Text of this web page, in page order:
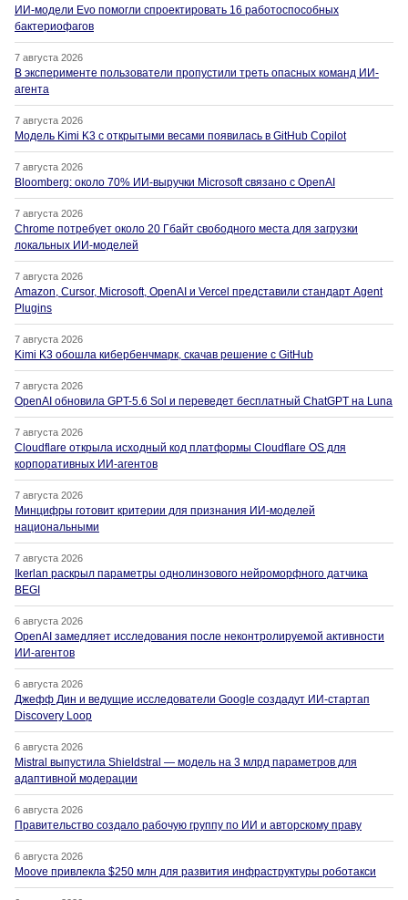
ИИ-модели Evo помогли спроектировать 16 работоспособных
бактериофагов
7 августа 2026
В эксперименте пользователи пропустили треть опасных команд ИИ-
агента
7 августа 2026
Модель Kimi K3 с открытыми весами появилась в GitHub Copilot
7 августа 2026
Bloomberg: около 70% ИИ-выручки Microsoft связано с OpenAI
7 августа 2026
Chrome потребует около 20 Гбайт свободного места для загрузки
локальных ИИ-моделей
7 августа 2026
Amazon, Cursor, Microsoft, OpenAI и Vercel представили стандарт Agent
Plugins
7 августа 2026
Kimi K3 обошла кибербенчмарк, скачав решение с GitHub
7 августа 2026
OpenAI обновила GPT-5.6 Sol и переведет бесплатный ChatGPT на Luna
7 августа 2026
Cloudflare открыла исходный код платформы Cloudflare OS для
корпоративных ИИ-агентов
7 августа 2026
Минцифры готовит критерии для признания ИИ-моделей
национальными
7 августа 2026
Ikerlan раскрыл параметры однолинзового нейроморфного датчика
BEGI
6 августа 2026
OpenAI замедляет исследования после неконтролируемой активности
ИИ-агентов
6 августа 2026
Джефф Дин и ведущие исследователи Google создадут ИИ-стартап
Discovery Loop
6 августа 2026
Mistral выпустила Shieldstral — модель на 3 млрд параметров для
адаптивной модерации
6 августа 2026
Правительство создало рабочую группу по ИИ и авторскому праву
6 августа 2026
Moove привлекла $250 млн для развития инфраструктуры роботакси